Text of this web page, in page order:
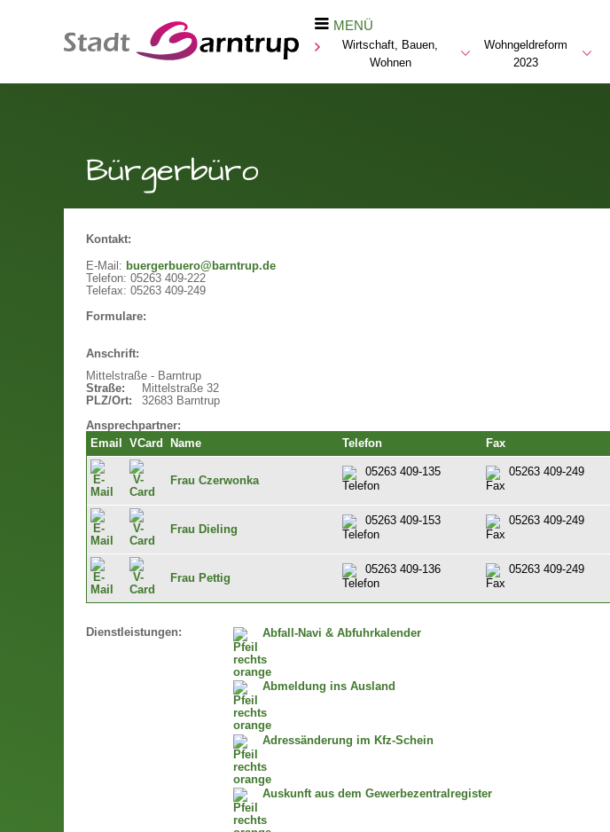
MENÜ
Wirtschaft, Bauen,
Wohnen
Wohngeldreform
2023
Bürgerbüro
Kontakt:
E-Mail: buergerbuero@barntrup.de
Telefon: 05263 409-222
Telefax: 05263 409-249
Formulare:
Anschrift:
Mittelstraße - Barntrup
Straße:
Mittelstraße 32
PLZ/Ort:
32683 Barntrup
Ansprechpartner:
Email
VCard Name Telefon Fax
Frau Czerwonka
05263 409-135 05263 409-249
Frau Dieling
05263 409-153 05263 409-249
Frau Pettig
05263 409-136 05263 409-249
Dienstleistungen: Abfall-Navi & Abfuhrkalender
Abmeldung ins Ausland
Adressänderung im Kfz-Schein
Auskunft aus dem Gewerbezentralregister